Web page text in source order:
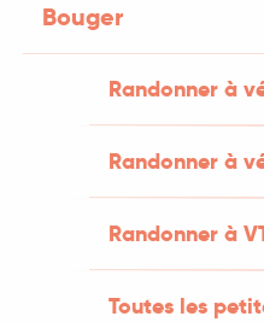
Bouger
Randonner à
Randonner à
Randonner à
Toutes les
définis